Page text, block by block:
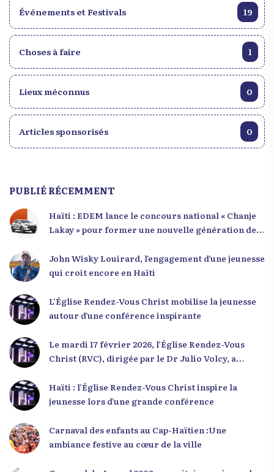
Événements et Festivals 19
Choses à faire 1
Lieux méconnus 0
Articles sponsorisés 0
PUBLIÉ RÉCEMMENT
Haïti : EDEM lance le concours national « Chanje
Lakay » pour former une nouvelle génération de
John Wisky Louirard, l’engagement d’une jeunesse
qui croit encore en Haïti
L’Église Rendez-Vous Christ mobilise la jeunesse
autour d’une conférence inspirante
Le mardi 17 février 2026, l’Église Rendez-Vous
Christ (RVC), dirigée par le Dr Julio Volcy, a
dans ses locaux à Delmas 75 pour une conférence
placée sous le thème « Menm Ou Menm Tou ».
occasion unique de se rencontrer, d’échanger et
d’écouter des interventions motivantes centrées
Haïti : l’Église Rendez-Vous Christ inspire la
jeunesse lors d’une grande conférence
Carnaval des enfants au Cap-Haïtien :Une
ambiance festive au cœur de la ville